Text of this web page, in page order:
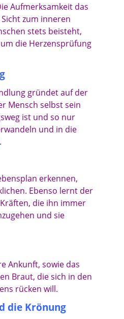
Aufmerksamkeit das
zum inneren
stets beisteht,
die Herzensprüfung
gründet auf der
Mensch selbst sein
ist und so nur
und in die
erkennen,
Ebenso lernt der
die ihn immer
und sie
Ankunft, sowie das
Braut, die sich in den
rücken will.
die Krönung